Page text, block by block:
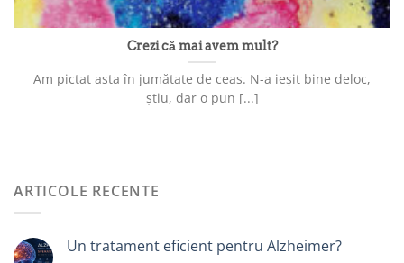
Crezi că mai avem mult?
Am pictat asta în jumătate de ceas. N-a ieșit bine deloc,
știu, dar o pun [...]
ARTICOLE RECENTE
Un tratament eficient pentru Alzheimer?